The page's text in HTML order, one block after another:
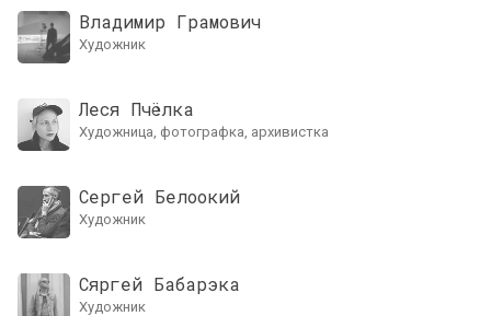
Владимир Грамович
художник
Леся Пчёлка
художница, фотографка, архивистка
Сергей Белоокий
художник
Сяргей Бабарэка
художник